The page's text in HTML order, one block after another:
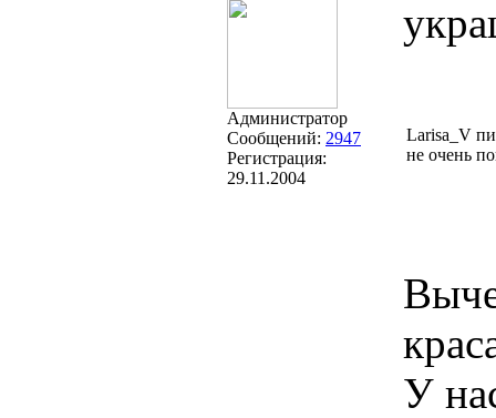
Администратор
Сообщений: 2947
Регистрация:
29.11.2004
Larisa_V
не очень
У